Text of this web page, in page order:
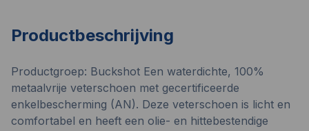
Productbeschrijving
Productgroep: Buckshot Een waterdichte, 100%
metaalvrije veterschoen met gecertificeerde
enkelbescherming (AN). Deze veterschoen is licht en
comfortabel en heeft een olie- en hittebestendige